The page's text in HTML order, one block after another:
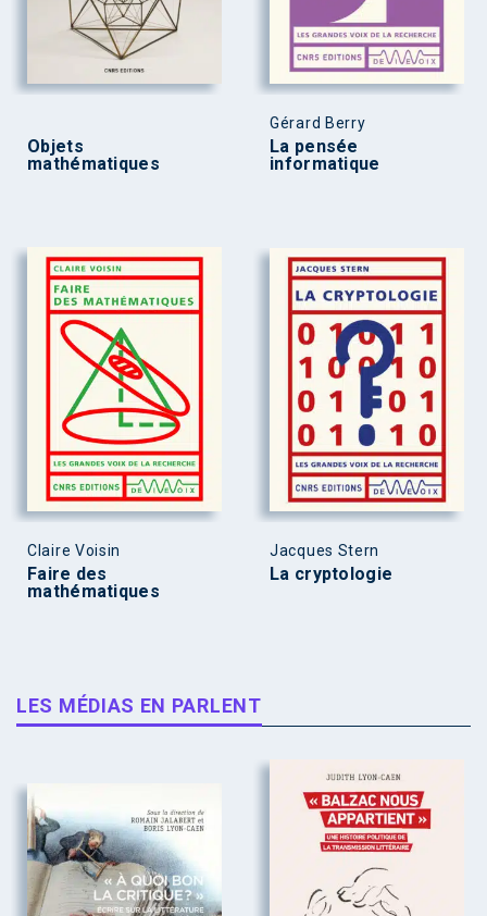
Objets
mathématiques
Gérard Berry
La pensée
informatique
Claire Voisin
Faire des
mathématiques
Jacques Stern
La cryptologie
LES MÉDIAS EN PARLENT